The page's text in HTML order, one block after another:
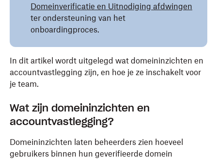
Domeinverificatie en Uitnodiging afdwingen
ter ondersteuning van het
onboardingproces.
In dit artikel wordt uitgelegd wat domeininzichten en
accountvastlegging zijn, en hoe je ze inschakelt voor
je team.
Wat zijn domeininzichten en
accountvastlegging?
Domeininzichten laten beheerders zien hoeveel
gebruikers binnen hun geverifieerde domein